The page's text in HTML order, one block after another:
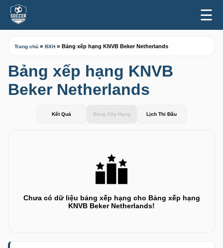
☰
Trang chủ » BXH » Bảng xếp hạng KNVB Beker Netherlands
Bảng xếp hạng KNVB
Beker Netherlands
Kết Quả Bảng Xếp Hạng Lịch Thi Đấu
Chưa có dữ liệu bảng xếp hạng cho Bảng xếp hạng
KNVB Beker Netherlands!